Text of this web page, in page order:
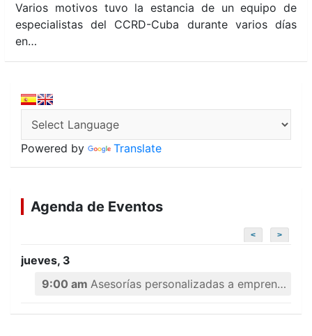
Varios motivos tuvo la estancia de un equipo de
especialistas del CCRD-Cuba durante varios días
en…
Powered by Translate
Agenda de Eventos
< >
jueves, 3
9:00 am Asesorías personalizadas a emprendedores